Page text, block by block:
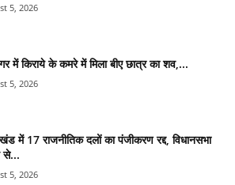
5, 2026
में किराये के कमरे में मिला बीए छात्र का शव,...
5, 2026
में 17 राजनीतिक दलों का पंजीकरण रद्द, विधानसभा
से...
5, 2026